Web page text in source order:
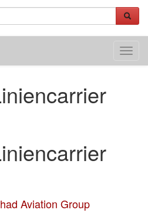
Aviation Group